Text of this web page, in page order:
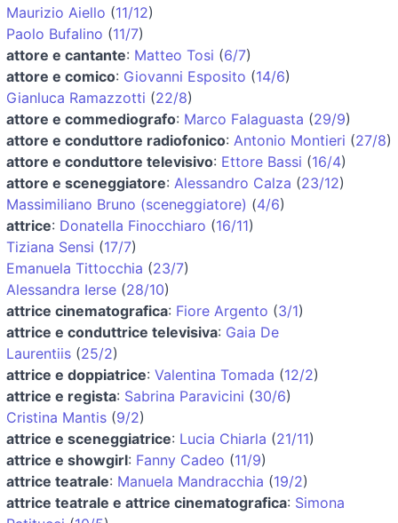
Maurizio Aiello (11/12)
Paolo Bufalino (11/7)
attore e cantante: Matteo Tosi (6/7)
attore e comico: Giovanni Esposito (14/6)
Gianluca Ramazzotti (22/8)
attore e commediografo: Marco Falaguasta (29/9)
attore e conduttore radiofonico: Antonio Montieri (27/8)
attore e conduttore televisivo: Ettore Bassi (16/4)
attore e sceneggiatore: Alessandro Calza (23/12)
Massimiliano Bruno (sceneggiatore) (4/6)
attrice: Donatella Finocchiaro (16/11)
Tiziana Sensi (17/7)
Emanuela Tittocchia (23/7)
Alessandra Ierse (28/10)
attrice cinematografica: Fiore Argento (3/1)
attrice e conduttrice televisiva: Gaia De
Laurentiis (25/2)
attrice e doppiatrice: Valentina Tomada (12/2)
attrice e regista: Sabrina Paravicini (30/6)
Cristina Mantis (9/2)
attrice e sceneggiatrice: Lucia Chiarla (21/11)
attrice e showgirl: Fanny Cadeo (11/9)
attrice teatrale: Manuela Mandracchia (19/2)
attrice teatrale e attrice cinematografica: Simona